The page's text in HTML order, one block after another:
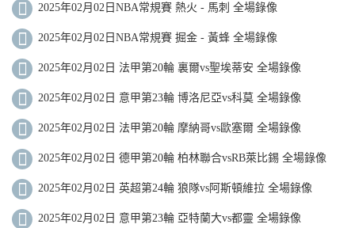
2025年02月02日NBA常規賽 熱火 - 馬刺 全場錄像
2025年02月02日NBA常規賽 掘金 - 黃蜂 全場錄像
2025年02月02日 法甲第20輪 裏爾vs聖埃蒂安 全場錄像
2025年02月02日 意甲第23輪 博洛尼亞vs科莫 全場錄像
2025年02月02日 法甲第20輪 摩納哥vs歐塞爾 全場錄像
2025年02月02日 德甲第20輪 柏林聯合vsRB萊比錫 全場錄像
2025年02月02日 英超第24輪 狼隊vs阿斯頓維拉 全場錄像
2025年02月02日 意甲第23輪 亞特蘭大vs都靈 全場錄像